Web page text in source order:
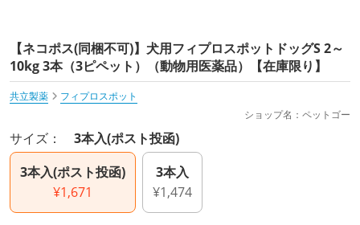
【ネコポス(同梱不可)】犬用フィプロスポットドッグS 2～
10kg 3本（3ピペット）（動物用医薬品）【在庫限り】
共立製薬
フィプロスポット
ショップ名：ペットゴー
サイズ： 3本入(ポスト投函)
3本入(ポスト投函)
¥1,671
3本入
¥1,474